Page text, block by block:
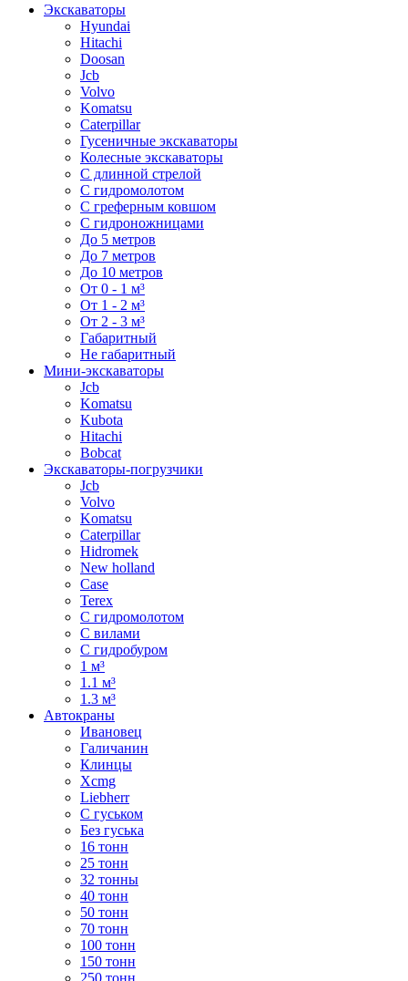
Экскаваторы
Hyundai
Hitachi
Doosan
Jcb
Volvo
Komatsu
Caterpillar
Гусеничные экскаваторы
Колесные экскаваторы
С длинной стрелой
С гидромолотом
С греферным ковшом
С гидроножницами
До 5 метров
До 7 метров
До 10 метров
От 0 - 1 м³
От 1 - 2 м³
От 2 - 3 м³
Габаритный
Не габаритный
Мини-экскаваторы
Jcb
Komatsu
Kubota
Hitachi
Bobcat
Экскаваторы-погрузчики
Jcb
Volvo
Komatsu
Caterpillar
Hidromek
New holland
Case
Terex
С гидромолотом
С вилами
С гидробуром
1 м³
1.1 м³
1.3 м³
Автокраны
Ивановец
Галичанин
Клинцы
Xcmg
Liebherr
С гуськом
Без гуська
16 тонн
25 тонн
32 тонны
40 тонн
50 тонн
70 тонн
100 тонн
150 тонн
250 тонн